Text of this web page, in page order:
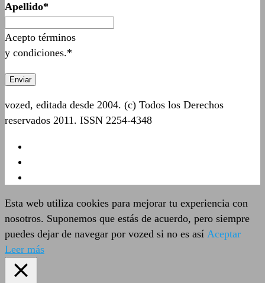
Apellido*
Acepto términos
y condiciones.*
vozed, editada desde 2004. (c) Todos los Derechos
reservados 2011. ISSN 2254-4348
Esta web utiliza cookies para mejorar tu experiencia con
nosotros. Suponemos que estás de acuerdo, pero siempre
puedes dejar de navegar por vozed si no es así Aceptar
Leer más